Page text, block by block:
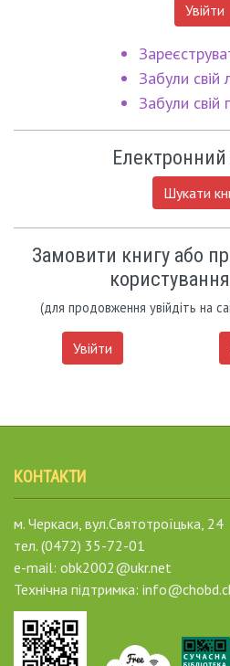
Увійти
Забули свій
Забули свій
Електронний
Шукати
Замовити книгу або
(для продовження увійдіть на
Увійти
КОНТАКТИ
м. Черкаси, вул.Святотроїцька, 24
тел. (0472) 35-72-01
e-mail: obk2002@ukr.net
Технічна підтримка: